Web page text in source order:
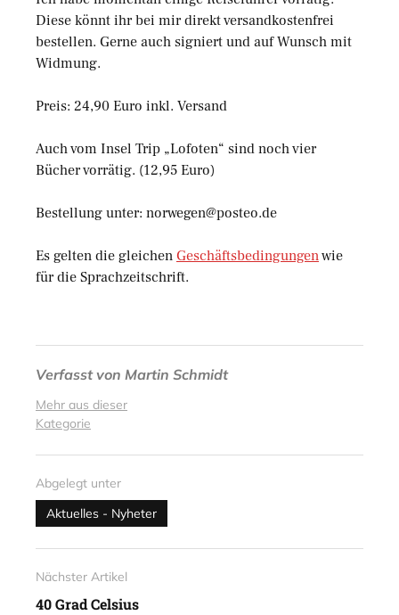
Diese könnt ihr bei mir direkt versandkostenfrei
bestellen. Gerne auch signiert und auf Wunsch mit
Widmung.
Preis: 24,90 Euro inkl. Versand
Auch vom Insel Trip „Lofoten“ sind noch vier
Bücher vorrätig. (12,95 Euro)
Bestellung unter: norwegen@posteo.de
Es gelten die gleichen Geschäftsbedingungenwie
für die Sprachzeitschrift.
Verfasst von Martin Schmidt
Mehr aus dieser
Kategorie
Abgelegt unter
Aktuelles - Nyheter
Nächster Artikel
40 Grad Celsius